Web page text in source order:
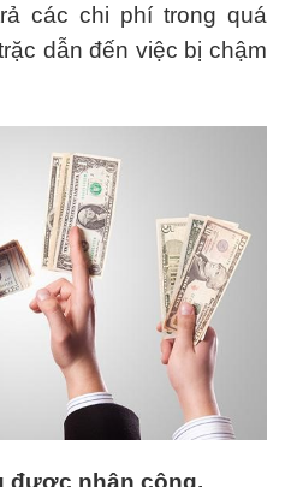
các chi phí trong quá
dẫn đến việc bị chậm
được nhân công.